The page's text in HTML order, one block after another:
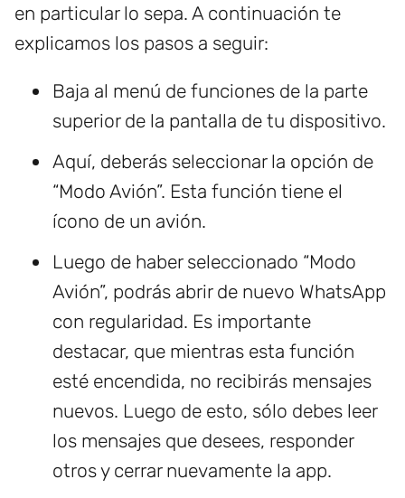
en particular lo sepa. A continuación te
explicamos los pasos a seguir:
Baja al menú de funciones de la parte
superior de la pantalla de tu dispositivo.
Aquí, deberás seleccionar la opción de
“Modo Avión”. Esta función tiene el
ícono de un avión.
Luego de haber seleccionado “Modo
Avión”, podrás abrir de nuevo WhatsApp
con regularidad. Es importante
destacar, que mientras esta función
esté encendida, no recibirás mensajes
nuevos. Luego de esto, sólo debes leer
los mensajes que desees, responder
otros y cerrar nuevamente la app.